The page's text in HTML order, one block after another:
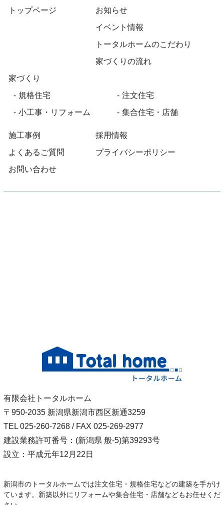
トップページ
お知らせ
イベント情報
トータルホームのこだわり
家づくりの流れ
家づくり
規格住宅
注文住宅
小工事・リフォーム
集合住宅・店舗
施工事例
よくあるご質問
お問い合わせ
採用情報
プライバシーポリシー
有限会社トータルホーム
〒950-2035 新潟県新潟市西区新通3259
TEL 025-260-7268 / FAX 025-269-2977
建設業務許可番号：(新潟県 般-5)第39293号
設立：平成元年12月22日
新潟市のトータルホームでは注文住宅・規格住宅などの建築を手がけ
ています。新築以外にリフォームや集合住宅・店舗などもお任せくだ